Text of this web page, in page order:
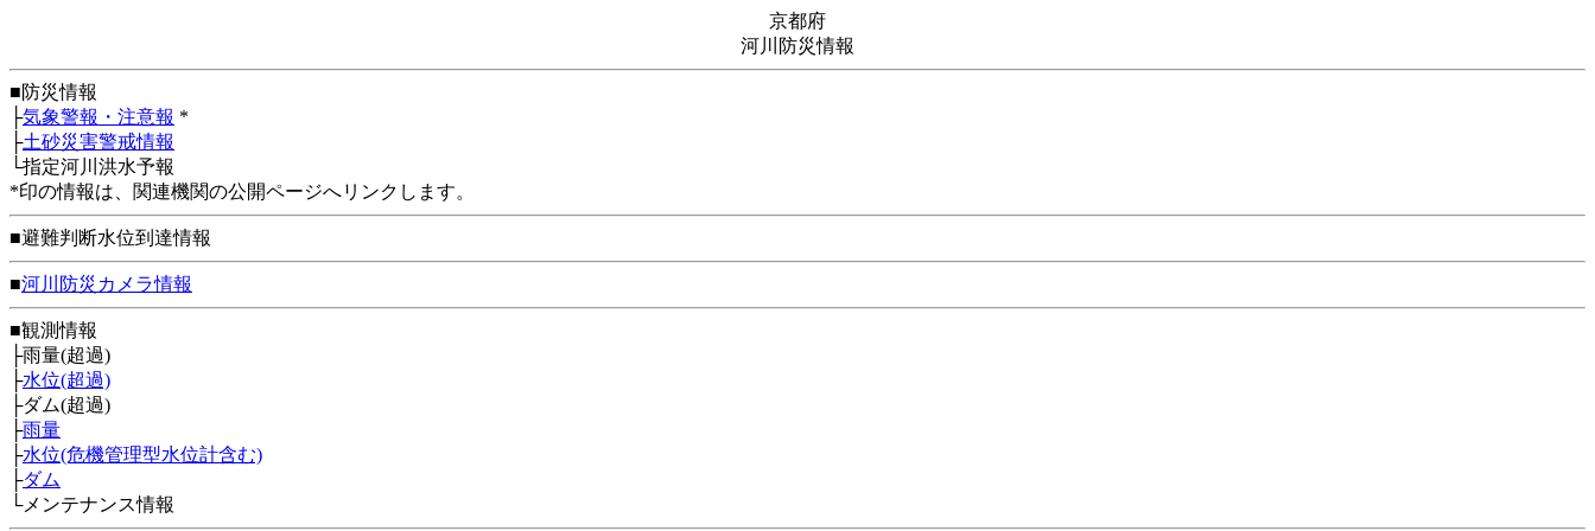
京都府
河川防災情報
■防災情報
├気象警報・注意報 *
├土砂災害警戒情報
└指定河川洪水予報
*印の情報は、関連機関の公開ページへリンクします。
■避難判断水位到達情報
■河川防災カメラ情報
■観測情報
├雨量(超過)
├水位(超過)
├ダム(超過)
├雨量
├水位(危機管理型水位計含む)
├ダム
└メンテナンス情報